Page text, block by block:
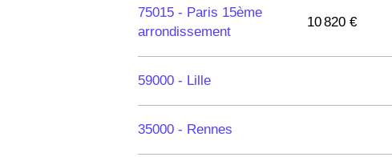
75015 - Paris 15ème
arrondissement
10 820 €
59000 - Lille
35000 - Rennes